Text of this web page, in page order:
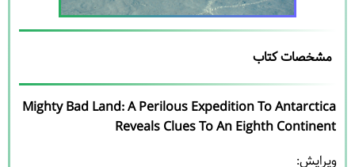
مشخصات کتاب
Mighty Bad Land: A Perilous Expedition To Antarctica
Reveals Clues To An Eighth Continent